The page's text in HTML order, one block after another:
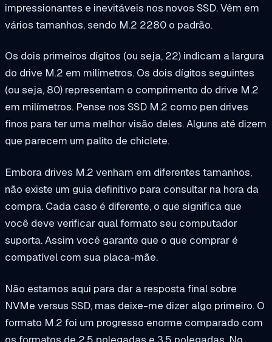
impressionantes e inevitáveis nos novos SSD. Vêm em
vários tamanhos, sendo M.2 2280 o padrão.
Os dois primeiros dígitos (ou seja, 22) indicam a largura
do drive M.2 em milímetros. Os dois dígitos seguintes
(ou seja, 80) representam o comprimento do drive M.2
em milímetros. Pense nos SSD M.2 como pen drives
finos para ter uma melhor visão deles. Alguns até dizem
que parecem um palito de chiclete.
Embora drives M.2 venham em diferentes tamanhos,
não existe um guia definitivo para consultar na hora da
compra. Cada caso é diferente, o que significa que
você deve verificar qual formato seu computador
suporta. Assim você garante que o que comprar é
compatível com sua placa-mãe.
Não estamos aqui para dar a resposta final sobre
NVMe versus SSD, mas deixe-me dizer algo primeiro. O
formato M.2 foi um progresso enorme comparado com